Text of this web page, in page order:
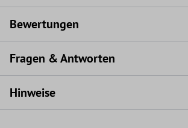
Bewertungen
Fragen & Antworten
Hinweise